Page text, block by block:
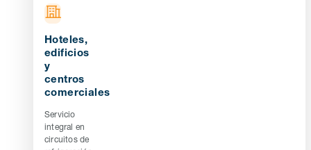
Hoteles,
edificios
y
centros
comerciales
Servicio
integral en
circuitos de